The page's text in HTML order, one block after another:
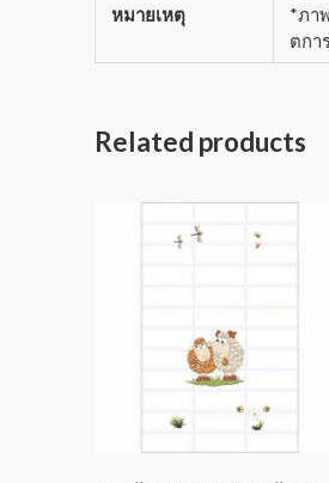
หมายเหตุ
*ภา
ตกา
Related products